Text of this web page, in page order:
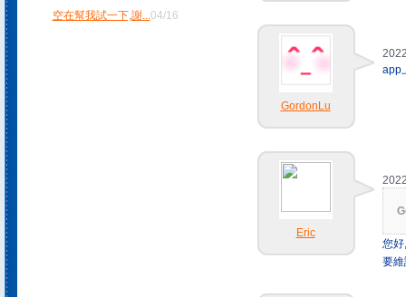
空在幫我試一下,謝...04/16
GordonLu
app
Eric
您
要